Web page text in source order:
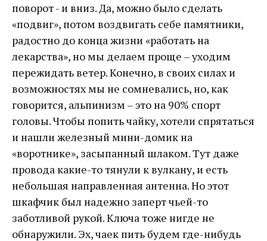
поворот - и вниз. Да, можно было сделать
«подвиг», потом воздвигать себе памятники,
радостно до конца жизни «работать на
лекарства», но мы делаем проще – уходим
пережидать ветер. Конечно, в своих силах и
возможностях мы не сомневались, но, как
говорится, альпинизм – это на 90% спорт
головы. Чтобы попить чайку, хотели спрятаться
и нашли железный мини-домик на
«воротнике», засыпанный шлаком. Тут даже
провода какие-то тянули к вулкану, и есть
небольшая направленная антенна. Но этот
шкафчик был надежно заперт чьей-то
заботливой рукой. Ключа тоже нигде не
обнаружили. Эх, чаек пить будем где-нибудь